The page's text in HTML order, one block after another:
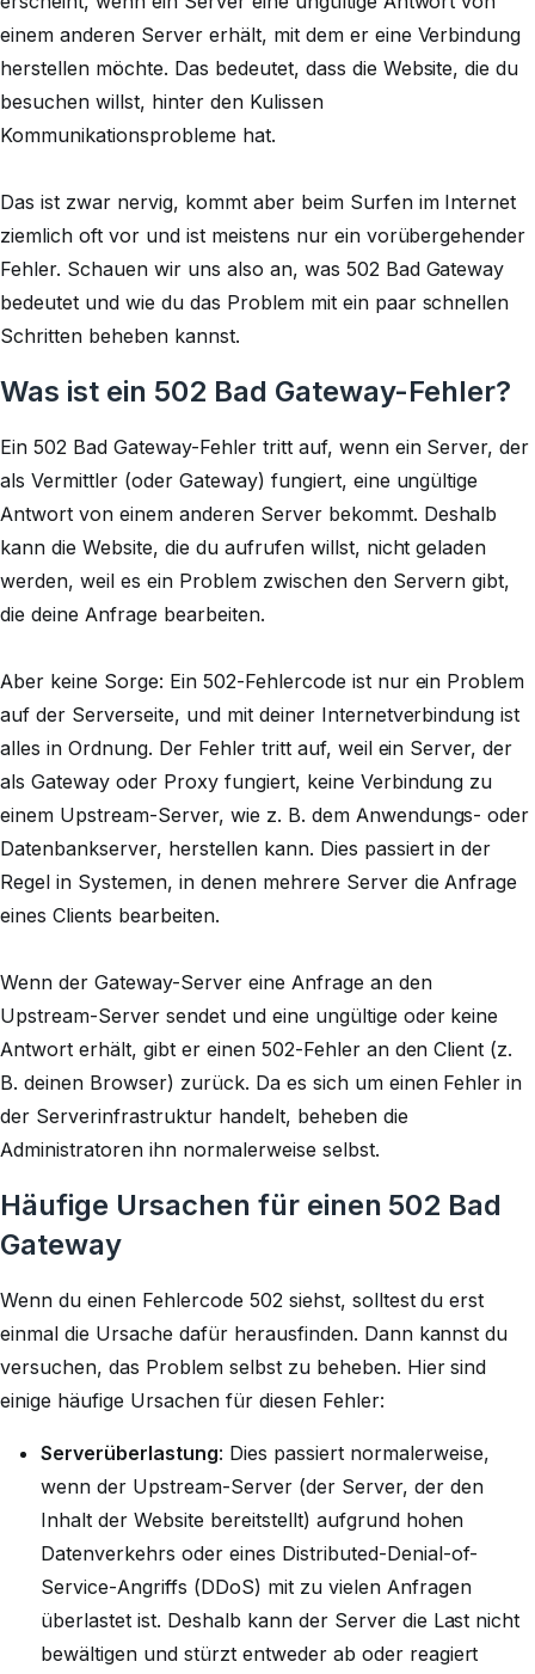
einem anderen Server erhält, mit dem er eine Verbindung
herstellen möchte. Das bedeutet, dass die Website, die du
besuchen willst, hinter den Kulissen
Kommunikationsprobleme hat.
Das ist zwar nervig, kommt aber beim Surfen im Internet
ziemlich oft vor und ist meistens nur ein vorübergehender
Fehler. Schauen wir uns also an, was 502 Bad Gateway
bedeutet und wie du das Problem mit ein paar schnellen
Schritten beheben kannst.
Was ist ein 502 Bad Gateway-Fehler?
Ein 502 Bad Gateway-Fehler tritt auf, wenn ein Server, der
als Vermittler (oder Gateway) fungiert, eine ungültige
Antwort von einem anderen Server bekommt. Deshalb
kann die Website, die du aufrufen willst, nicht geladen
werden, weil es ein Problem zwischen den Servern gibt,
die deine Anfrage bearbeiten.
Aber keine Sorge: Ein 502-Fehlercode ist nur ein Problem
auf der Serverseite, und mit deiner Internetverbindung ist
alles in Ordnung. Der Fehler tritt auf, weil ein Server, der
als Gateway oder Proxy fungiert, keine Verbindung zu
einem Upstream-Server, wie z. B. dem Anwendungs- oder
Datenbankserver, herstellen kann. Dies passiert in der
Regel in Systemen, in denen mehrere Server die Anfrage
eines Clients bearbeiten.
Wenn der Gateway-Server eine Anfrage an den
Upstream-Server sendet und eine ungültige oder keine
Antwort erhält, gibt er einen 502-Fehler an den Client (z.
B. deinen Browser) zurück. Da es sich um einen Fehler in
der Serverinfrastruktur handelt, beheben die
Administratoren ihn normalerweise selbst.
Häufige Ursachen für einen 502 Bad
Gateway
Wenn du einen Fehlercode 502 siehst, solltest du erst
einmal die Ursache dafür herausfinden. Dann kannst du
versuchen, das Problem selbst zu beheben. Hier sind
einige häufige Ursachen für diesen Fehler:
Serverüberlastung: Dies passiert normalerweise,
wenn der Upstream-Server (der Server, der den
Inhalt der Website bereitstellt) aufgrund hohen
Datenverkehrs oder eines Distributed-Denial-of-
Service-Angriffs (DDoS) mit zu vielen Anfragen
überlastet ist. Deshalb kann der Server die Last nicht
bewältigen und stürzt entweder ab oder reagiert